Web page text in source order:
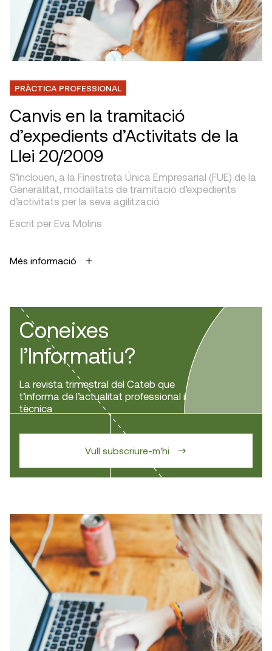
PRÀCTICA PROFESSIONAL
Canvis en la tramitació
d’expedients d’Activitats de la
Llei 20/2009
S’inclouen, a la Finestreta Única Empresarial (FUE) de la
Generalitat, modalitats de tramitació d’expedients
d’activitats per la seva agilització
Escrit per Eva Molins
Més informació
Coneixes
l’Informatiu?
La revista trimestral del Cateb que
t’informa de l’actualitat professional i
tècnica
Vull subscriure-m'hi